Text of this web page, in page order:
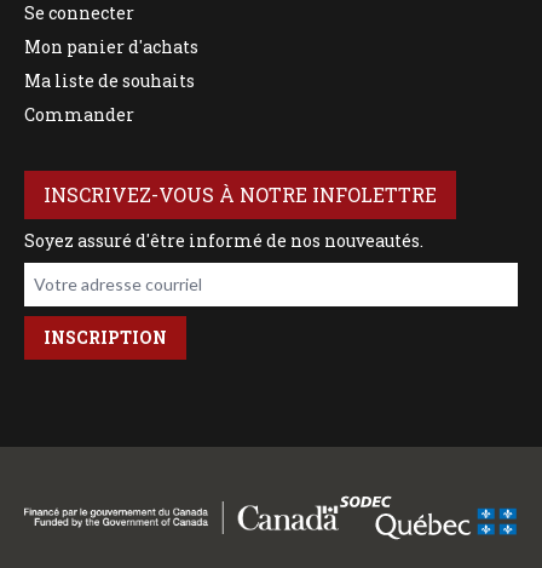
Se connecter
Mon panier d'achats
Ma liste de souhaits
Commander
INSCRIVEZ-VOUS À NOTRE INFOLETTRE
Soyez assuré d'être informé de nos nouveautés.
Votre adresse courriel